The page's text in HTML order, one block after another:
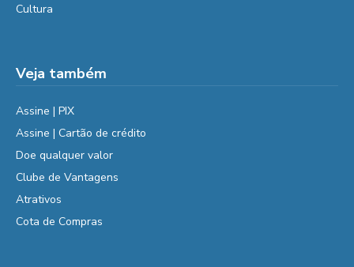
Cultura
Veja também
Assine | PIX
Assine | Cartão de crédito
Doe qualquer valor
Clube de Vantagens
Atrativos
Cota de Compras